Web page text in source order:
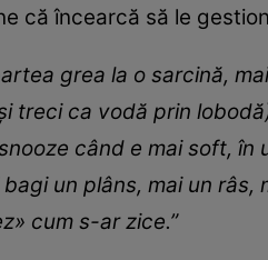
că încearcă să le
grea la o sarcină,
treci ca vodă prin
când e mai soft,
un plâns, mai un
cum s-ar zice.”